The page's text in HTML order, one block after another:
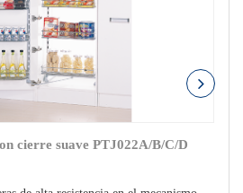
cierre suave PTJ022A/B/C/D